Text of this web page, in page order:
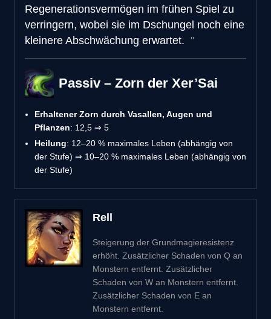
Regenerationsvermögen im frühen Spiel zu
verringern, wobei sie im Dschungel noch eine
kleinere Abschwächung erwartet.
Passiv – Zorn der Xer’Sai
Erhaltener Zorn durch Vasallen, Augen und
Pflanzen: 12,5 ⇒ 5
Heilung: 12–20 % maximales Leben (abhängig von
der Stufe) ⇒ 10–20 % maximales Leben (abhängig von
der Stufe)
Rell
Steigerung der Grundmagieresistenz
erhöht. Zusätzlicher Schaden von Q an
Monstern entfernt. Zusätzlicher
Schaden von W an Monstern entfernt.
Zusätzlicher Schaden von E an
Monstern entfernt.